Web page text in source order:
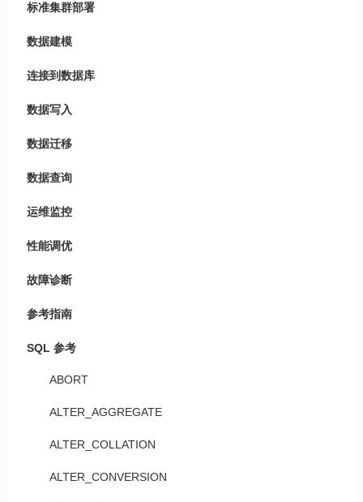
标准集群部署
数据建模
连接到数据库
数据写入
数据迁移
数据查询
运维监控
性能调优
故障诊断
参考指南
SQL 参考
ABORT
ALTER_AGGREGATE
ALTER_COLLATION
ALTER_CONVERSION